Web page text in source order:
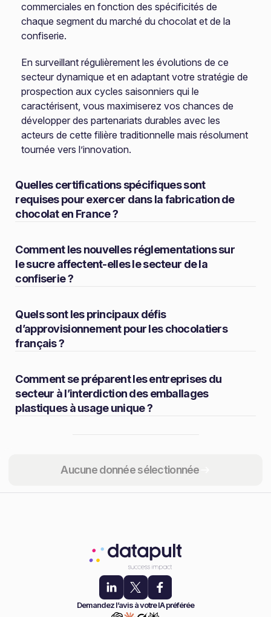
Aucune donnée sélectionnée
commerciales en fonction des spécificités de
chaque segment du marché du chocolat et de la
confiserie.
En surveillant régulièrement les évolutions de ce
secteur dynamique et en adaptant votre stratégie de
prospection aux cycles saisonniers qui le
caractérisent, vous maximiserez vos chances de
développer des partenariats durables avec les
acteurs de cette filière traditionnelle mais résolument
tournée vers l’innovation.
Quelles certifications spécifiques sont
requises pour exercer dans la fabrication de
chocolat en France ?
Comment les nouvelles réglementations sur
le sucre affectent-elles le secteur de la
confiserie ?
Quels sont les principaux défis
d’approvisionnement pour les chocolatiers
français ?
Comment se préparent les entreprises du
secteur à l’interdiction des emballages
plastiques à usage unique ?
Partager
Demandez l’avis à votre IA préférée